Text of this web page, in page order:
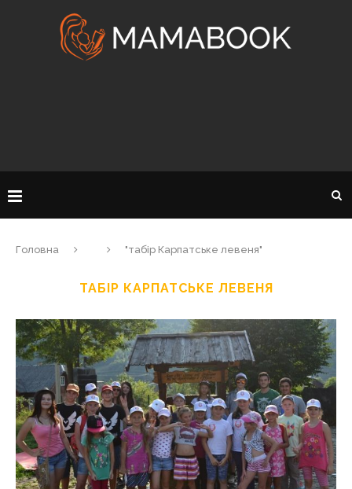
Головна "табір Карпатське левеня"
ТАБІР КАРПАТСЬКЕ ЛЕВЕНЯ